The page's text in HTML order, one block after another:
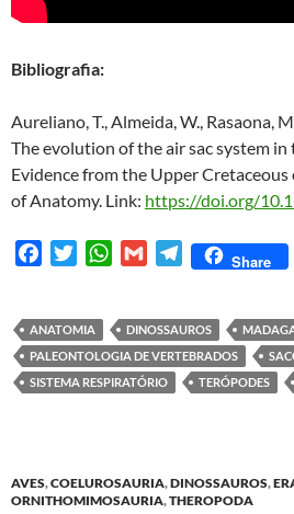
Bibliografia:
Aureliano, T., Almeida, W., Rasaona,
The evolution of the air sac system
Evidence from the Upper Cretaceous
of Anatomy. Link: https://doi.org/
e
b
o
t
t
e
W
t
s
A
G
i
l
T
e
g
r
Share
ANATOMIA DINOSSAUROS
PALEONTOLOGIA DE VERTEBRADOS
SISTEMA RESPIRATÓRIO
TERÓPODES
AVES,COELUROSAURIA,DINOSSAUROS,
ORNITHOMIMOSAURIA,THEROPODA